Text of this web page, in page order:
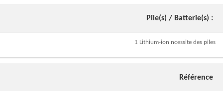
Pile(s) / Batterie(s) :
1 Lithium-ion ncessite des piles
Référence